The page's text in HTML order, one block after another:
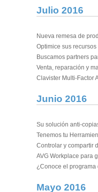
Julio 2016
Nueva remesa de
Optimice sus
Buscamos partners
Venta, reparación y
Clavister Multi-Factor
Junio 2016
Su solución anti-
Tenemos tu
Controlar y compartir
AVG Workplace para
¿Conoce el
Mayo 2016